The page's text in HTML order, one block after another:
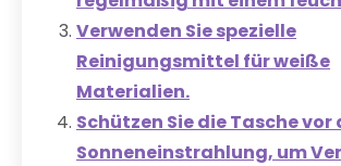
Verwenden Sie spezielle
Reinigungsmittel für weiße
Materialien.
Schützen Sie die Tasche
Sonneneinstrahlung, um